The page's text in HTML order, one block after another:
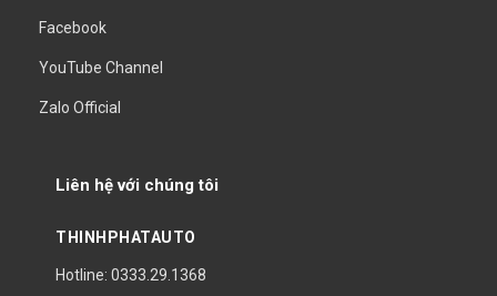
Facebook
YouTube Channel
Zalo Official
Liên hệ với chúng tôi
THINHPHATAUTO
Hotline: 0333.29.1368